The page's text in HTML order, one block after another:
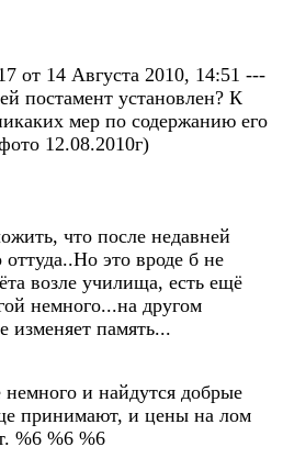
от 14 Августа 2010, 14:51 ---
постамент установлен? К
мер по содержанию его
12.08.2010г)
что после недавней
это вроде б не
возле училища, есть ещё
немного...на другом
изменяет память...
и найдутся добрые
принимают, и цены на лом
%6 %6 %6